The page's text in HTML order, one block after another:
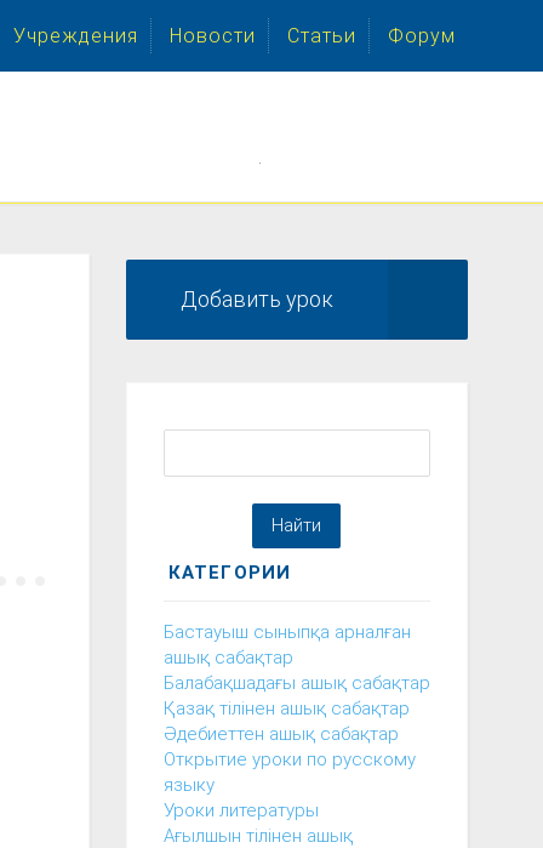
Учреждения Новости Статьи Форум
Добавить урок
КАТЕГОРИИ
Бастауыш сыныпқа арналған
ашық сабақтар
Балабақшадағы ашық сабақтар
Қазақ тілінен ашық сабақтар
Әдебиеттен ашық сабақтар
Открытие уроки по русскому
языку
Уроки литературы
Ағылшын тілінен ашық
.